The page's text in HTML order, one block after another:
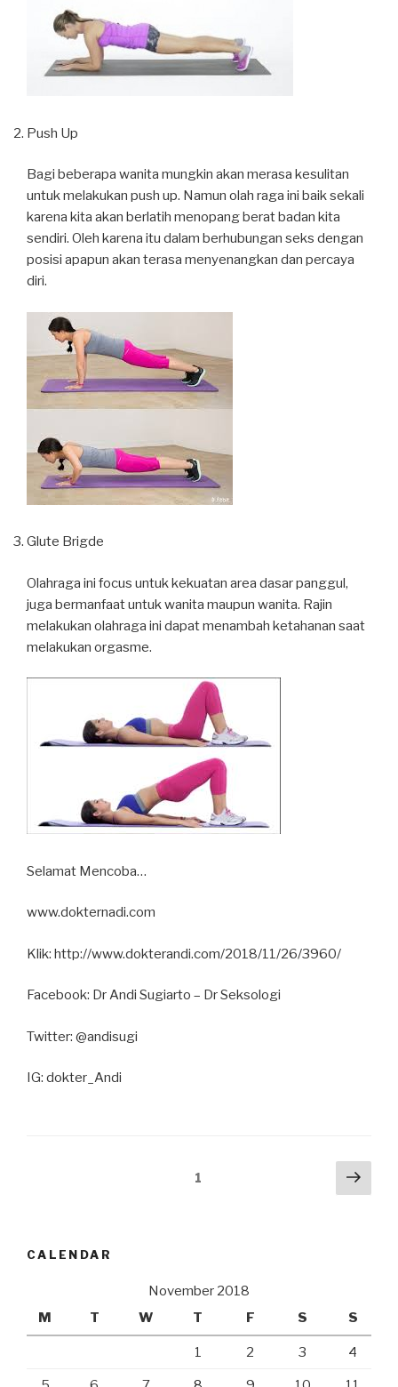
Push Up
Bagi beberapa wanita mungkin akan merasa kesulitan
untuk melakukan push up. Namun olah raga ini baik sekali
karena kita akan berlatih menopang berat badan kita
sendiri. Oleh karena itu dalam berhubungan seks dengan
posisi apapun akan terasa menyenangkan dan percaya
diri.
Glute Brigde
Olahraga ini focus untuk kekuatan area dasar panggul,
juga bermanfaat untuk wanita maupun wanita. Rajin
melakukan olahraga ini dapat menambah ketahanan saat
melakukan orgasme.
Selamat Mencoba…
www.dokternadi.com
Klik: http://www.dokterandi.com/2018/11/26/3960/
Facebook: Dr Andi Sugiarto – Dr Seksologi
Twitter: @andisugi
IG: dokter_Andi
1
Next
CALENDAR
November 2018
M
T W T F S S
1 2 3 4